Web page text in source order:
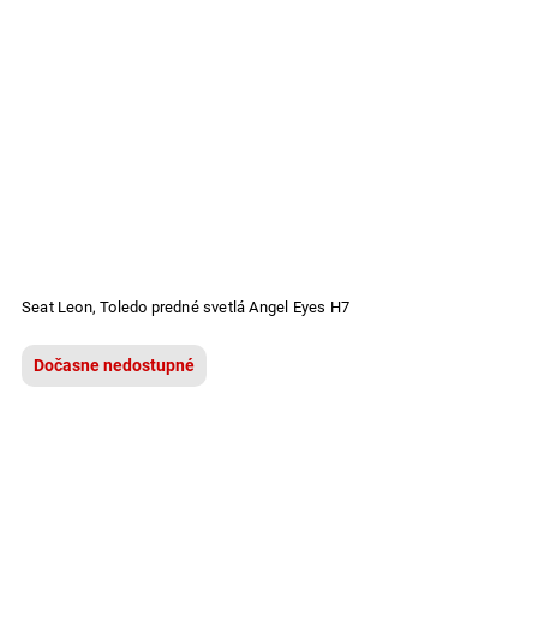
Seat Leon, Toledo predné svetlá Angel Eyes H7
Dočasne nedostupné